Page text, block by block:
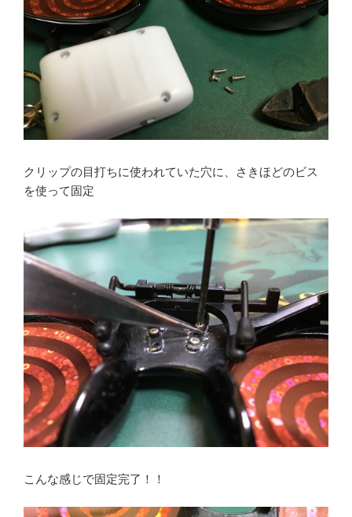
クリップの目打ちに使われていた穴に、さきほどのビス
を使って固定
こんな感じで固定完了！！